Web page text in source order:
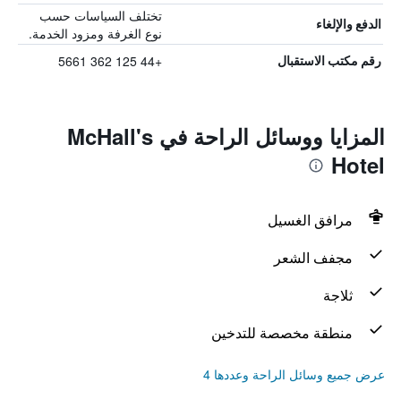
الدفع والإلغاء
تختلف السياسات حسب
نوع الغرفة ومزود الخدمة.
رقم مكتب الاستقبال +44 125 362 5661
المزايا ووسائل الراحة في McHall's
Hotel
مرافق الغسيل
مجفف الشعر
ثلاجة
منطقة مخصصة للتدخين
عرض جميع وسائل الراحة وعددها 4